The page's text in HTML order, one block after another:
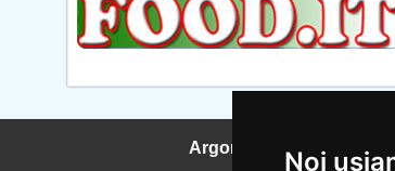
Noi
Argomenti